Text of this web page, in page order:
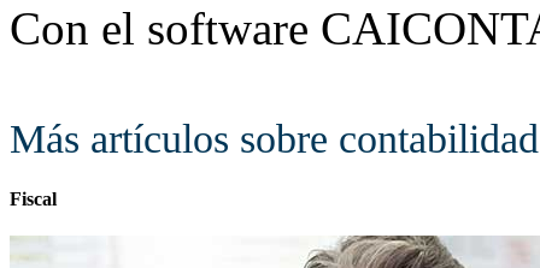
Con el software
Más artículos sobre contabilidad
Fiscal